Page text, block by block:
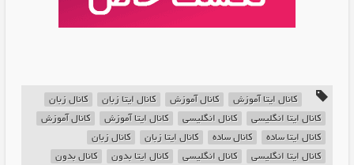
کانال ایتا آموزش کانال آموزش کانال ایتا زبان
کانال زبان
کانال ایتا انگلیسی
کانال انگلیسی کانال ایتا آموزش
کانال آموزش
کانال ایتا ساده
کانال ساده کانال ایتا زبان
کانال زبان
کانال ایتا انگلیسی
کانال انگلیسی کانال ایتا بدون
کانال بدون